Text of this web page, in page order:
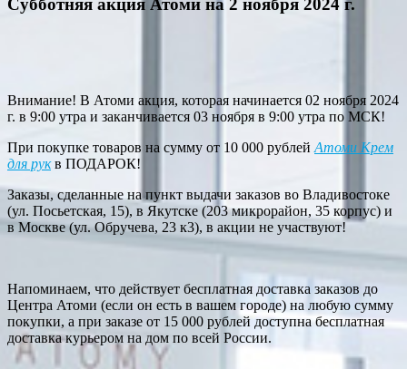
Субботняя акция Атоми на 2 ноября 2024 г.
Внимание! В Атоми акция, которая начинается 02 ноября 2024
г. в 9:00 утра и заканчивается 03 ноября в 9:00 утра по МСК!
При покупке товаров на сумму от 10 000 рублейАтоми Крем
для рукв ПОДАРОК!
Заказы, сделанные на пункт выдачи заказов во Владивостоке
(ул. Посьетская, 15), в Якутске (203 микрорайон, 35 корпус) и
в Москве (ул. Обручева, 23 к3), в акции не участвуют!
Напоминаем, что действует бесплатная доставка заказов до
Центра Атоми (если он есть в вашем городе) на любую сумму
покупки, а при заказе от 15 000 рублей доступна бесплатная
доставка курьером на дом по всей России.